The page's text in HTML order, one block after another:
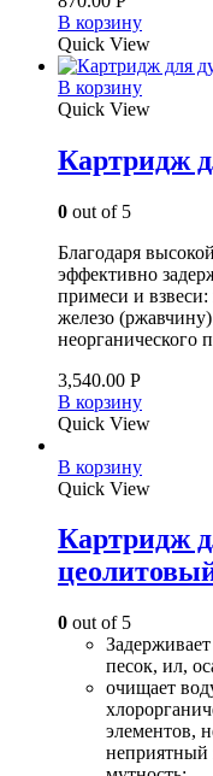
В корзину
Quick View
В корзину
Quick View
Картридж
0 out of 5
Благодаря
эффективно
примеси и взвеси:
железо
неорганического
3,540.00 Р
В корзину
Quick View
В корзину
Quick View
Картридж
0 out of 5
песок, ил,
очищает
элементов,
неприятный